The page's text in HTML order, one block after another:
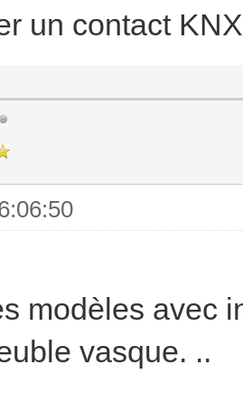
un contact
modèles avec
vasque. ..